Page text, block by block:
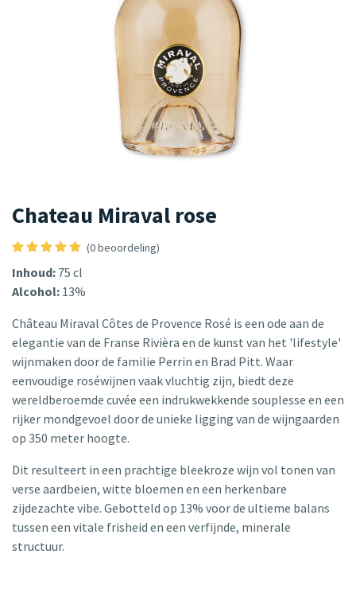
Chateau Miraval rose
(0 beoordeling)
Inhoud: 75 cl
Alcohol: 13%
Château Miraval Côtes de Provence Rosé is een ode aan de
elegantie van de Franse Rivièra en de kunst van het 'lifestyle'
wijnmaken door de familie Perrin en Brad Pitt. Waar
eenvoudige roséwijnen vaak vluchtig zijn, biedt deze
wereldberoemde cuvée een indrukwekkende souplesse en een
rijker mondgevoel door de unieke ligging van de wijngaarden
op 350 meter hoogte.
Dit resulteert in een prachtige bleekroze wijn vol tonen van
verse aardbeien, witte bloemen en een herkenbare
zijdezachte vibe. Gebotteld op 13% voor de ultieme balans
tussen een vitale frisheid en een verfijnde, minerale
structuur.